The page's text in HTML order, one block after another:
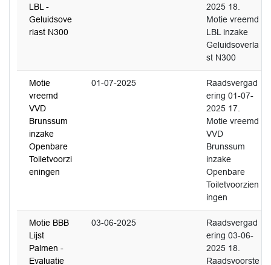
LBL -
Geluidsove
rlast N300
2025 18.
Motie vreemd
LBL inzake
Geluidsoverla
st N300
Motie
vreemd
VVD
Brunssum
inzake
Openbare
Toiletvoorzi
eningen
01-07-2025
Raadsvergad
ering 01-07-
2025 17.
Motie vreemd
VVD
Brunssum
inzake
Openbare
Toiletvoorzien
ingen
Motie BBB
Lijst
Palmen -
Evaluatie
03-06-2025
Raadsvergad
ering 03-06-
2025 18.
Raadsvoorste